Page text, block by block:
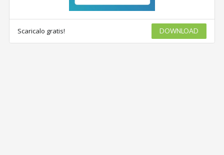
Scaricalo gratis! DOWNLOAD